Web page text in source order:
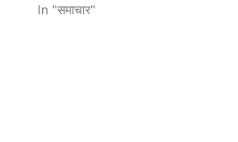
In "समाचार"